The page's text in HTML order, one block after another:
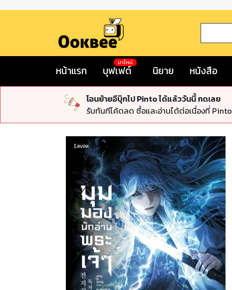
หน้าแรก บุฟเฟต์
มาใหม่
นิยาย หนังสือ
โอนย้ายอีบุ๊กไป Pinto ได้แล้ววันนี้ กดเลย
รับทันทีโค้ดลด ซื้อและอ่านได้ต่อเนื่องที่ Pinto